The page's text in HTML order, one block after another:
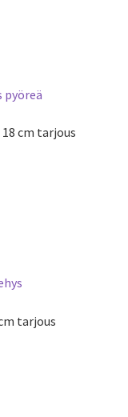
cm tarjous
tarjous